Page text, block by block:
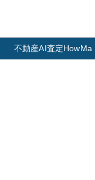
不動産AI査定HowMa